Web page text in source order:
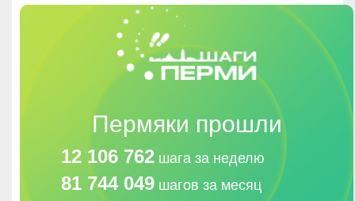
Пермяки прошли
12 106 762 шага за неделю
81 744 049 шагов за месяц